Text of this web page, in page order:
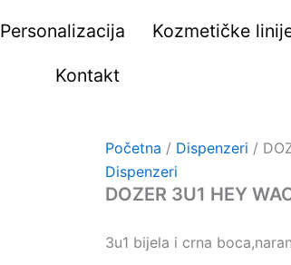
Personalizacija Kozmetičke
Kontakt
Početna / Dispenzeri /
Dispenzeri
DOZER 3U1 HEY
3u1 bijela i crna